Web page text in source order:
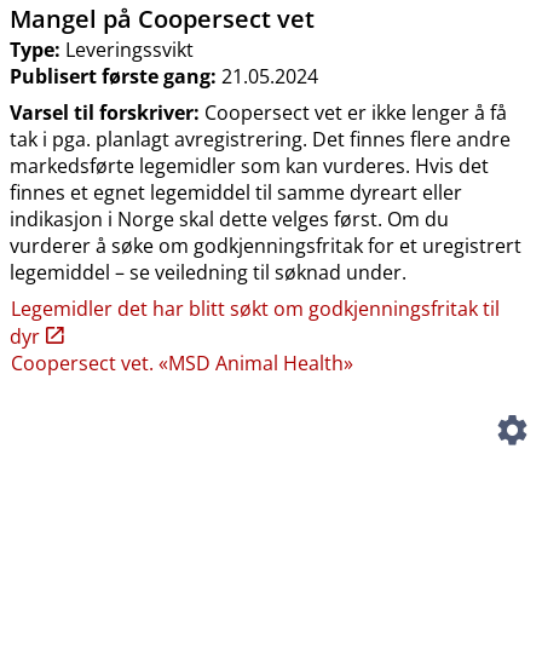
Mangel på Coopersect vet
Type: Leveringssvikt
Publisert første gang: 21.05.2024
Varsel til forskriver: Coopersect vet er ikke lenger å få
tak i pga. planlagt avregistrering. Det finnes flere andre
markedsførte legemidler som kan vurderes. Hvis det
finnes et egnet legemiddel til samme dyreart eller
indikasjon i Norge skal dette velges først. Om du
vurderer å søke om godkjenningsfritak for et uregistrert
legemiddel – se veiledning til søknad under.
Legemidler det har blitt søkt om godkjenningsfritak til
dyr
Coopersect vet. «MSD Animal Health»